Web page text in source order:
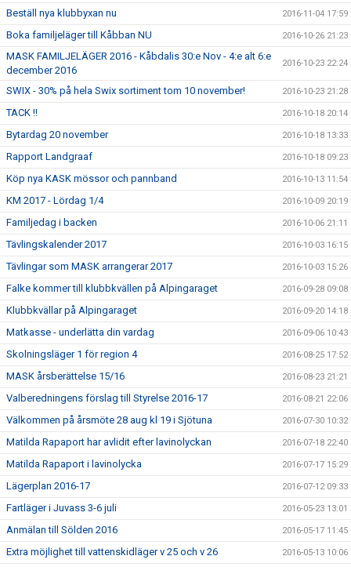
Beställ nya klubbyxan nu 2016-11-04 17:59
Boka familjeläger till Kåbban NU 2016-10-26 21:23
MASK FAMILJELÄGER 2016 - Kåbdalis 30:e Nov - 4:e alt 6:e
december 2016
2016-10-23 22:24
SWIX - 30% på hela Swix sortiment tom 10 november! 2016-10-23 21:28
TACK !! 2016-10-18 20:14
Bytardag 20 november 2016-10-18 13:33
Rapport Landgraaf 2016-10-18 09:23
Köp nya KASK mössor och pannband 2016-10-13 11:54
KM 2017 - Lördag 1/4 2016-10-09 20:19
Familjedag i backen 2016-10-06 21:11
Tävlingskalender 2017 2016-10-03 16:15
Tävlingar som MASK arrangerar 2017 2016-10-03 15:26
Falke kommer till klubbkvällen på Alpingaraget 2016-09-28 09:08
Klubbkvällar på Alpingaraget 2016-09-20 14:18
Matkasse - underlätta din vardag 2016-09-06 10:43
Skolningsläger 1 för region 4 2016-08-25 17:52
MASK årsberättelse 15/16 2016-08-23 21:21
Valberedningens förslag till Styrelse 2016-17 2016-08-21 22:06
Välkommen på årsmöte 28 aug kl 19 i Sjötuna 2016-07-30 10:32
Matilda Rapaport har avlidit efter lavinolyckan 2016-07-18 22:40
Matilda Rapaport i lavinolycka 2016-07-17 15:29
Lägerplan 2016-17 2016-07-12 09:33
Fartläger i Juvass 3-6 juli 2016-05-23 13:01
Anmälan till Sölden 2016 2016-05-17 11:45
Extra möjlighet till vattenskidläger v 25 och v 26 2016-05-13 10:06